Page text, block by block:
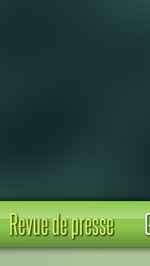
Revue de presse